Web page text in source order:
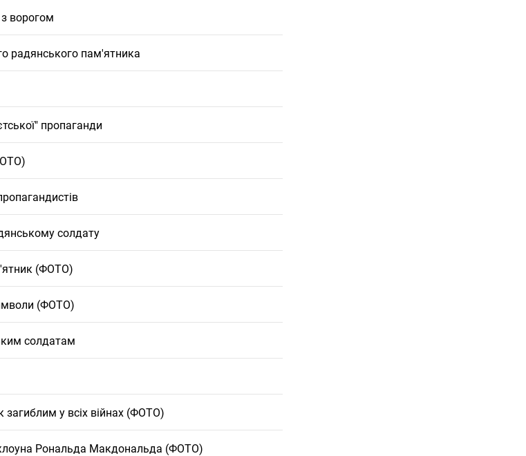
ворогом
радянського пам'ятника
пропаганди
солдату
(ФОТО)
(ФОТО)
солдатам
загиблим у всіх війнах (ФОТО)
клоуна Рональда Макдональда (ФОТО)